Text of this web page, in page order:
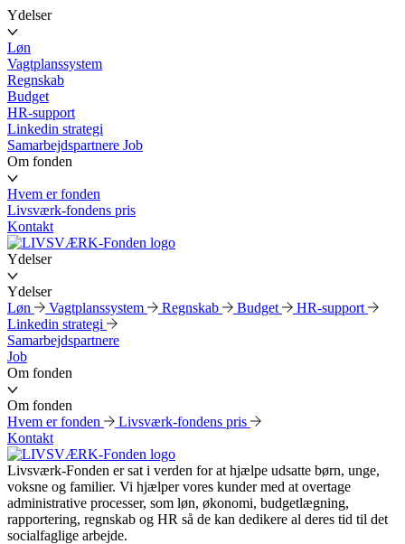
Ydelser
Løn
Vagtplanssystem
Regnskab
Budget
HR-support
Linkedin strategi
Samarbejdspartnere Job
Om fonden
Hvem er fonden
Livsværk-fondens pris
Kontakt
Ydelser
Ydelser
Løn
Vagtplanssystem Regnskab Budget
HR-support
Linkedin strategi
Samarbejdspartnere
Job
Om fonden
Om fonden
Hvem er fonden
Livsværk-fondens pris
Kontakt
Livsværk-Fonden er sat i verden for at hjælpe udsatte børn, unge,
voksne og familier. Vi hjælper vores kunder med at overtage
administrative processer, som løn, økonomi, budgetlægning,
rapportering, regnskab og HR så de kan dedikere al deres tid til det
socialfaglige arbejde.